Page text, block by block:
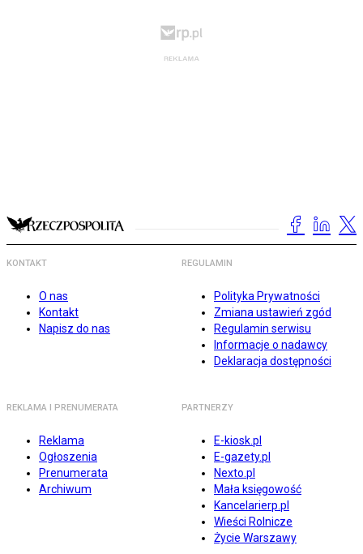
KONTAKT
O nas
Kontakt
Napisz do nas
REGULAMIN
Polityka Prywatności
Zmiana ustawień zgód
Regulamin serwisu
Informacje o nadawcy
Deklaracja dostępności
REKLAMA I PRENUMERATA
Reklama
Ogłoszenia
Prenumerata
Archiwum
PARTNERZY
E-kiosk.pl
E-gazety.pl
Nexto.pl
Mała księgowość
Kancelarierp.pl
Wieści Rolnicze
Życie Warszawy